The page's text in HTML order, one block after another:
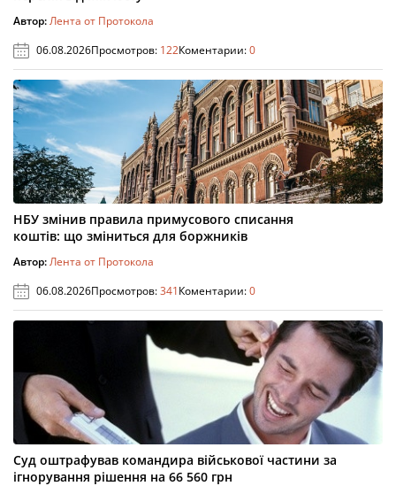
Автор:Лента от Протокола
06.08.2026Просмотров: 122Коментарии:0
НБУ змінив правила примусового списання
коштів: що зміниться для боржників
Автор:Лента от Протокола
06.08.2026Просмотров:341Коментарии:0
Суд оштрафував командира військової частини за
ігнорування рішення на 66 560 грн